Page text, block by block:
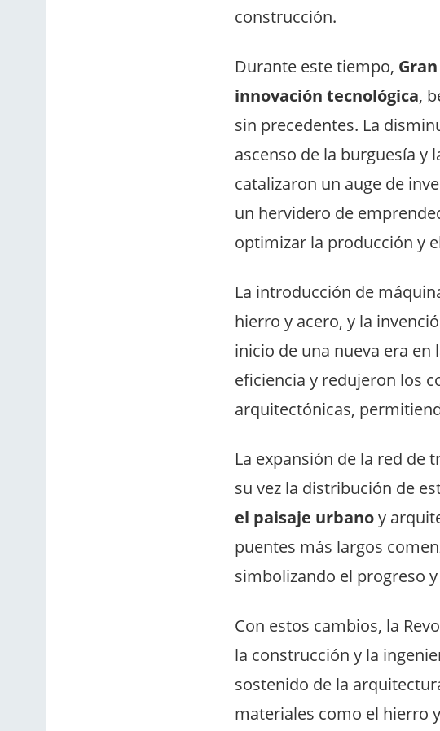
construcción.
Durante este tiempo,
innovación tecnológica,
sin precedentes. La
ascenso de la burguesía
catalizaron un auge de
un hervidero de
optimizar la producción y
La introducción de
hierro y acero, y la
inicio de una nueva era
eficiencia y redujeron los
arquitectónicas,
La expansión de la red de
su vez la distribución de
el paisaje urbanoy
puentes más largos
simbolizando el progreso
Con estos cambios, la
la construcción y la
sostenido de la
materiales como el hierro